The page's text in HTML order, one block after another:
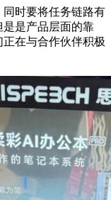
时要将任务链路有
是产品层面的靠
在与合作伙伴积极